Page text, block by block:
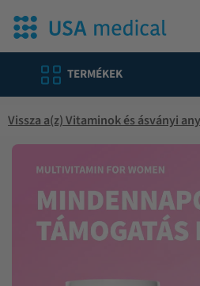
TERMÉKEK
Vissza a(z) Vitaminok és ásványi